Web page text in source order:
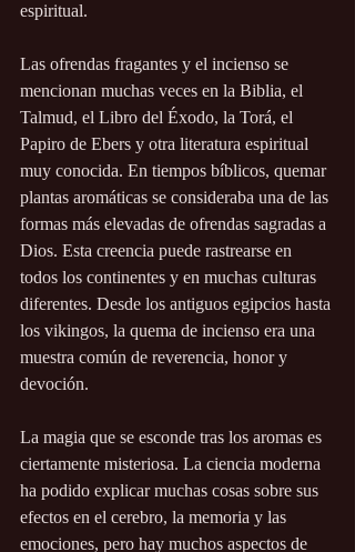
espiritual.
Las ofrendas fragantes y el incienso se
mencionan muchas veces en la Biblia, el
Talmud, el Libro del Éxodo, la Torá, el
Papiro de Ebers y otra literatura espiritual
muy conocida. En tiempos bíblicos, quemar
plantas aromáticas se consideraba una de las
formas más elevadas de ofrendas sagradas a
Dios. Esta creencia puede rastrearse en
todos los continentes y en muchas culturas
diferentes. Desde los antiguos egipcios hasta
los vikingos, la quema de incienso era una
muestra común de reverencia, honor y
devoción.
La magia que se esconde tras los aromas es
ciertamente misteriosa. La ciencia moderna
ha podido explicar muchas cosas sobre sus
efectos en el cerebro, la memoria y las
emociones, pero hay muchos aspectos de